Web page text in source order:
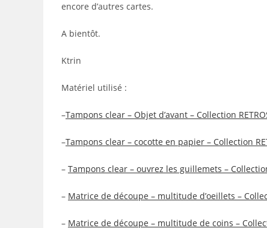
encore d’autres cartes.
A bientôt.
Ktrin
Matériel utilisé :
–Tampons clear – Objet d’avant – Collection
–Tampons clear – cocotte en papier – Collection
– Tampons clear – ouvrez les guillemets – Collection
– Matrice de découpe – multitude d’oeillets –
– Matrice de découpe – multitude de coins –